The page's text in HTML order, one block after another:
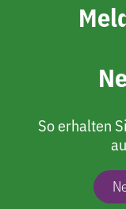
So erhalten